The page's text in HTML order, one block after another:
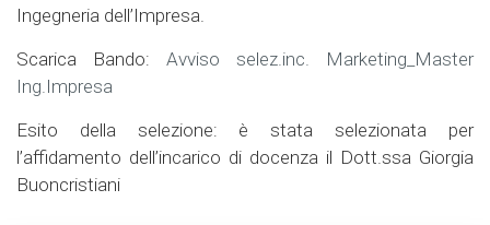
Ingegneria dell’Impresa.
Scarica Bando: Avviso selez.inc. Marketing_Master
Ing.Impresa
Esito della selezione: è stata selezionata per
l’affidamento dell’incarico di docenza il Dott.ssa Giorgia
Buoncristiani